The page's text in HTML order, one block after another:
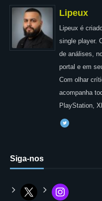
Lipeux
Lipeux é
single player.
de análises,
portal e em
Com olhar
acompanha
PlayStation,
Siga-nos